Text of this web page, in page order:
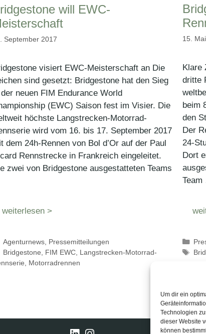
Um dir ein
Technologien
dieser Website
können
will EWC-
September 2017
visiert EWC-Meisterschaft an Die
sind gesetzt: Bridgestone hat den Sieg
neuen FIM Endurance World
(EWC) Saison fest im Visier. Die
höchste Langstrecken-Motorrad-
wird vom 16. bis 17. September 2017
dem 24h-Rennen von Bol d’Or auf der Paul
Rennstrecke in Frankreich eingeleitet.
zwei von Bridgestone ausgestatteten Teams
weiterlesen >
Kategorien
Agenturnews, Pressemitteilungen
Schlagwörter
Bridgestone FIM EWC, Langstrecken-Motorrad-
Motorradrennen
15.
Klare
dritte
beim
den
Der
24-
Dort